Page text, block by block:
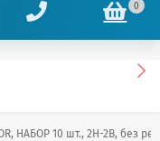
0
НАБОР 10 шт., 2Н-2В, без